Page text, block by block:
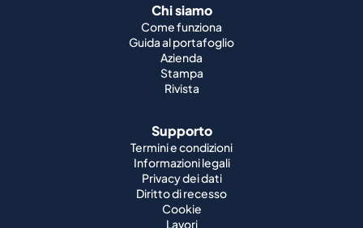
Chi siamo
Come funziona
Guida al portafoglio
Azienda
Stampa
Rivista
Supporto
Termini e condizioni
Informazioni legali
Privacy dei dati
Diritto di recesso
Cookie
Lavori